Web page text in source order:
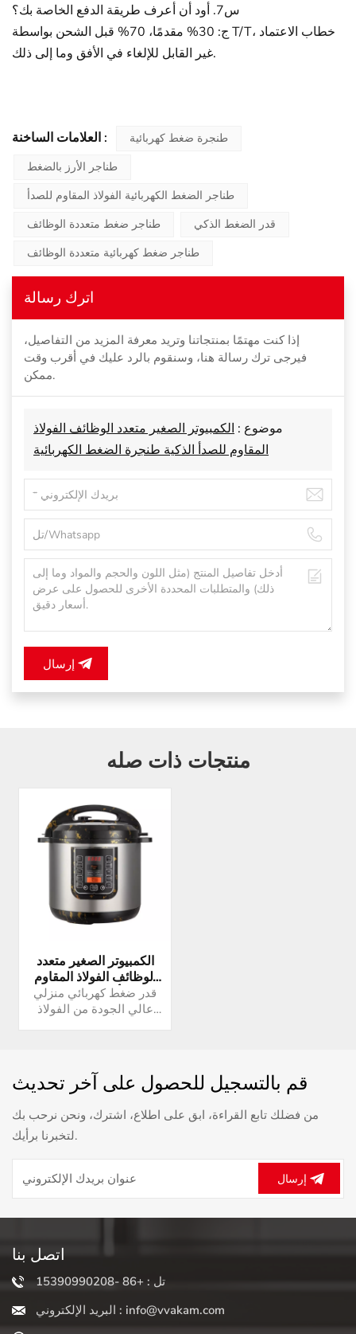
س7. أود أن أعرف طريقة الدفع الخاصة بك؟
ج: 30% مقدمًا، 70% قبل الشحن بواسطة T/T، خطاب الاعتماد
غير القابل للإلغاء في الأفق وما إلى ذلك.
العلامات الساخنة :
طنجرة ضغط كهربائية
طناجر الأرز بالضغط
طناجر الضغط الكهربائية الفولاذ المقاوم للصدأ
طناجر ضغط متعددة الوظائف
قدر الضغط الذكي
طناجر ضغط كهربائية متعددة الوظائف
اترك رسالة
إذا كنت مهتمًا بمنتجاتنا وتريد معرفة المزيد من التفاصيل،
فيرجى ترك رسالة هنا، وسنقوم بالرد عليك في أقرب وقت
ممكن.
موضوع : الكمبيوتر الصغير متعدد الوظائف الفولاذ
المقاوم للصدأ الذكية طنجرة الضغط الكهربائية
إرسال
منتجات ذات صله
الكمبيوتر الصغير متعدد
الوظائف الفولاذ المقاوم
للصدأ الذكية طنجرة
الضغط الكهربائية
قدر ضغط كهربائي منزلي
عالي الجودة من الفولاذ
قم بالتسجيل للحصول على آخر تحديث
من فضلك تابع القراءة، ابق على اطلاع، اشترك، ونحن نرحب بك
لتخبرنا برأيك.
إرسال
اتصل بنا
تل : +86 -15390990208
البريد الإلكتروني : info@vvakam.com